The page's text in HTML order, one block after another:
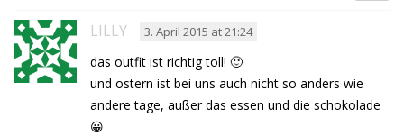
LILLY 3. April 2015 at 21:24
das outfit ist richtig toll! 🙂
und ostern ist bei uns auch nicht so anders wie
andere tage, außer das essen und die schokolade
😀